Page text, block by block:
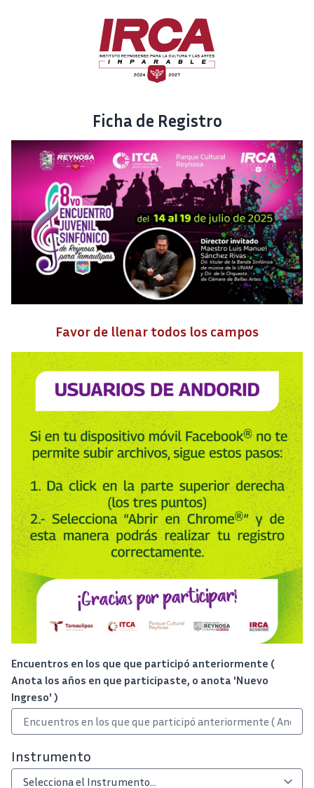
Ficha de Registro
Favor de llenar todos los campos
Encuentros en los que que participó anteriormente (
Anota los años en que participaste, o anota 'Nuevo
Ingreso' )
Instrumento